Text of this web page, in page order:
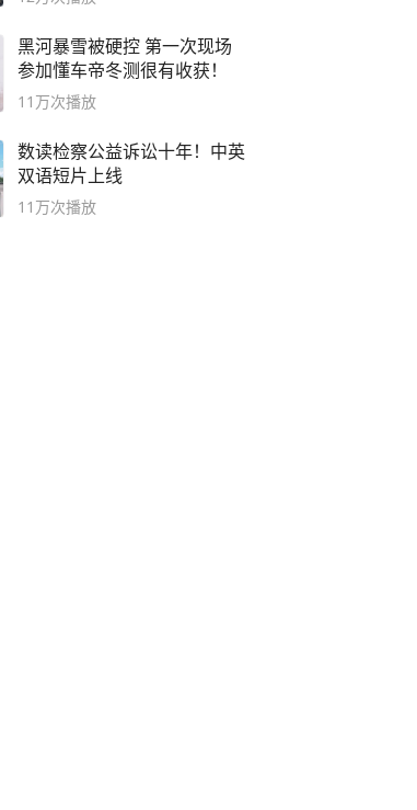
黑河暴雪被硬控 第一次现场
参加懂车帝冬测很有收获！
11万次播放
数读检察公益诉讼十年！中英
双语短片上线
11万次播放